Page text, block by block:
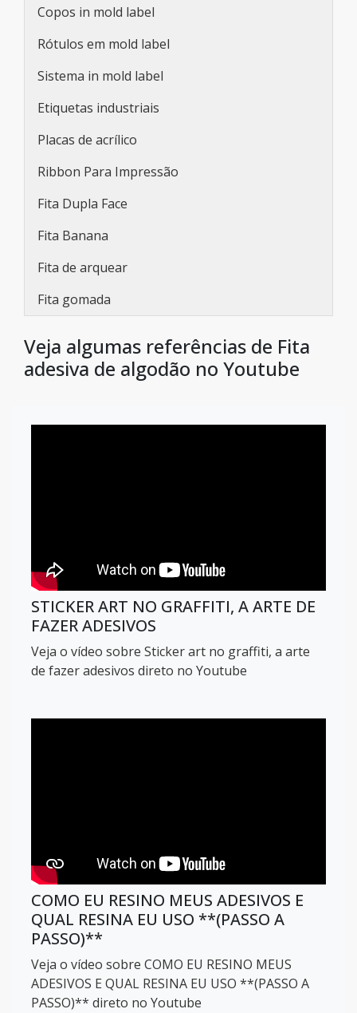
Copos in mold label
Rótulos em mold label
Sistema in mold label
Etiquetas industriais
Placas de acrílico
Ribbon Para Impressão
Fita Dupla Face
Fita Banana
Fita de arquear
Fita gomada
Veja algumas referências de Fita
adesiva de algodão no Youtube
STICKER ART NO GRAFFITI, A ARTE DE
FAZER ADESIVOS
Veja o vídeo sobre Sticker art no graffiti, a arte
de fazer adesivos direto no Youtube
COMO EU RESINO MEUS ADESIVOS E
QUAL RESINA EU USO **(PASSO A
PASSO)**
Veja o vídeo sobre COMO EU RESINO MEUS
ADESIVOS E QUAL RESINA EU USO **(PASSO A
PASSO)** direto no Youtube